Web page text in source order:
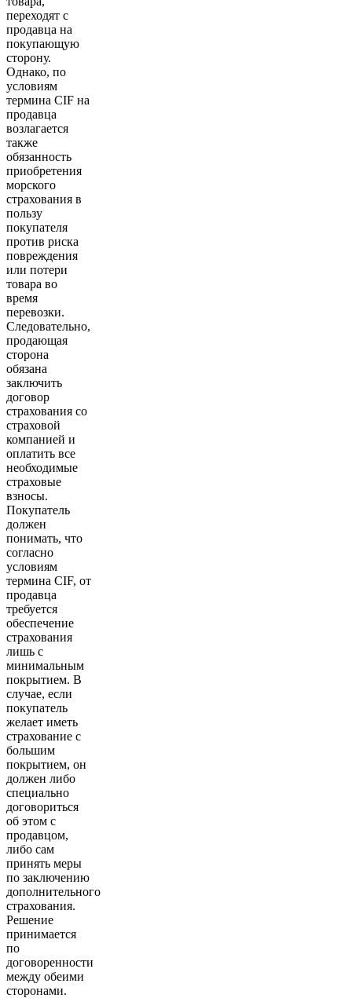
переходят с
продавца на
покупающую
сторону.
Однако, по
условиям
термина CIF на
продавца
возлагается
также
обязанность
приобретения
морского
страхования в
пользу
покупателя
против риска
повреждения
или потери
товара во
время
перевозки.
Следовательно,
продающая
сторона
обязана
заключить
договор
страхования со
страховой
компанией и
оплатить все
необходимые
страховые
взносы.
Покупатель
должен
понимать, что
согласно
условиям
термина CIF, от
продавца
требуется
обеспечение
страхования
лишь с
минимальным
покрытием. В
случае, если
покупатель
желает иметь
страхование с
большим
покрытием, он
должен либо
специально
договориться
об этом с
продавцом,
либо сам
принять меры
по заключению
дополнительного
страхования.
Решение
принимается
по
договоренности
между обеими
сторонами.